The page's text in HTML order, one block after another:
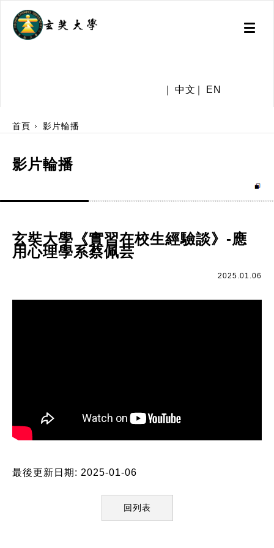
Toggle
中文 EN
首頁
影片輪播
影片輪播
玄奘大學《實習在校生經驗談》-應
用心理學系蔡佩芸
2025.01.06
最後更新日期: 2025-01-06
回列表